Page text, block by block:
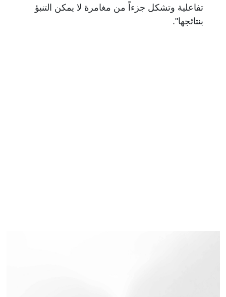
تفاعلية وتشكل جزءاً من مغامرة لا يمكن التنبؤ
بنتائجها".